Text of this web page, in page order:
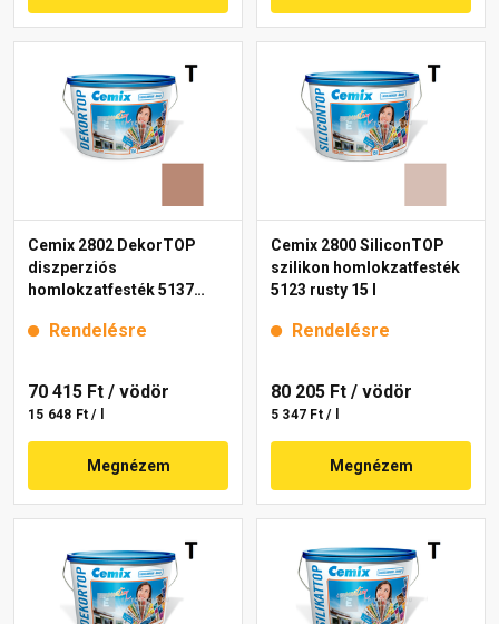
Cemix 2802 DekorTOP
diszperziós
homlokzatfesték 5137
Rendelésre
70 415 Ft / vödör
15 648 Ft / l
Megnézem
Cemix 2800 SiliconTOP
szilikon homlokzatfesték
5123 rusty 15 l
Rendelésre
80 205 Ft / vödör
5 347 Ft / l
Megnézem